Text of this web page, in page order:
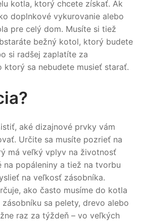
kotla, ktorý chcete získať. Ak
doplnkové vykurovanie alebo
pre celý dom. Musíte si tiež
bežný kotol, ktorý budete
si radšej zaplatíte za
sa nebudete musieť starať.
aké dizajnové prvky vám
Určite sa musíte pozrieť na
má veľký vplyv na životnosť
na popáleniny a tiež na tvorbu
na veľkosť zásobníka.
ako často musíme do kotla
sa pelety, drevo alebo
raz za týždeň – vo veľkých